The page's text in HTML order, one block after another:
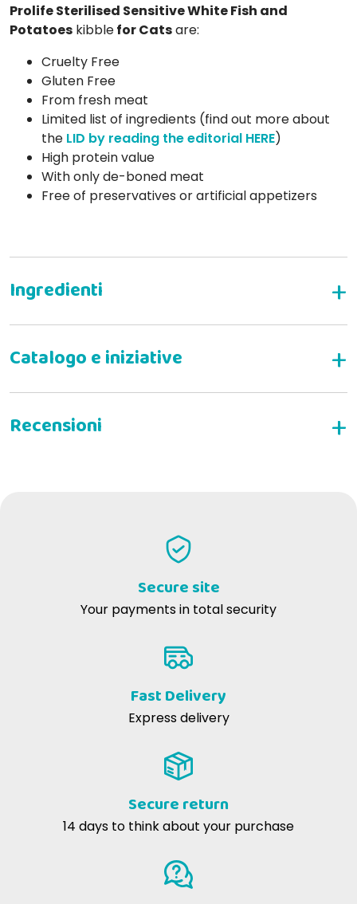
Prolife Sterilised Sensitive White Fish and
Potatoes kibblefor Catsare:
Cruelty Free
Gluten Free
From fresh meat
Limited list of ingredients (find out more about
the LID by reading the editorial HERE)
High protein value
With only de-boned meat
Free of preservatives or artificial appetizers
˅ Composition.
˅ Additives (kg): Nutritional additives.
Fish and Potatoes
Nutrigenomics
philosophy Prolife now
meets and espouses
All the benefits of fresh meat
Crocchette in linea con le preferenze dei gatti :)
Secure site
Your payments in total security
Fast Delivery
Express delivery
Secure return
14 days to think about your purchase